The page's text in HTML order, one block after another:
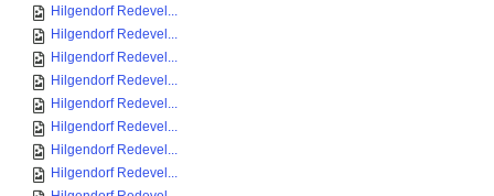
Hilgendorf Redevel...
Hilgendorf Redevel...
Hilgendorf Redevel...
Hilgendorf Redevel...
Hilgendorf Redevel...
Hilgendorf Redevel...
Hilgendorf Redevel...
Hilgendorf Redevel...